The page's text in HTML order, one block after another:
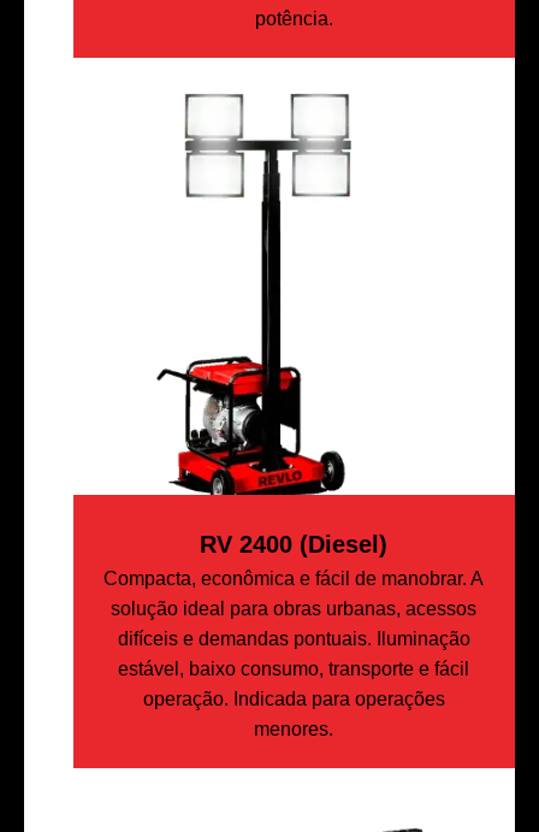
potência.
RV 2400 (Diesel)
Compacta, econômica e fácil de manobrar. A
solução ideal para obras urbanas, acessos
difíceis e demandas pontuais. Iluminação
estável, baixo consumo, transporte e fácil
operação. Indicada para operações
menores.